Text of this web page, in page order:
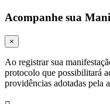
Acompanhe sua
×
Ao registrar sua
protocolo que possibilitará
providências adotadas pela